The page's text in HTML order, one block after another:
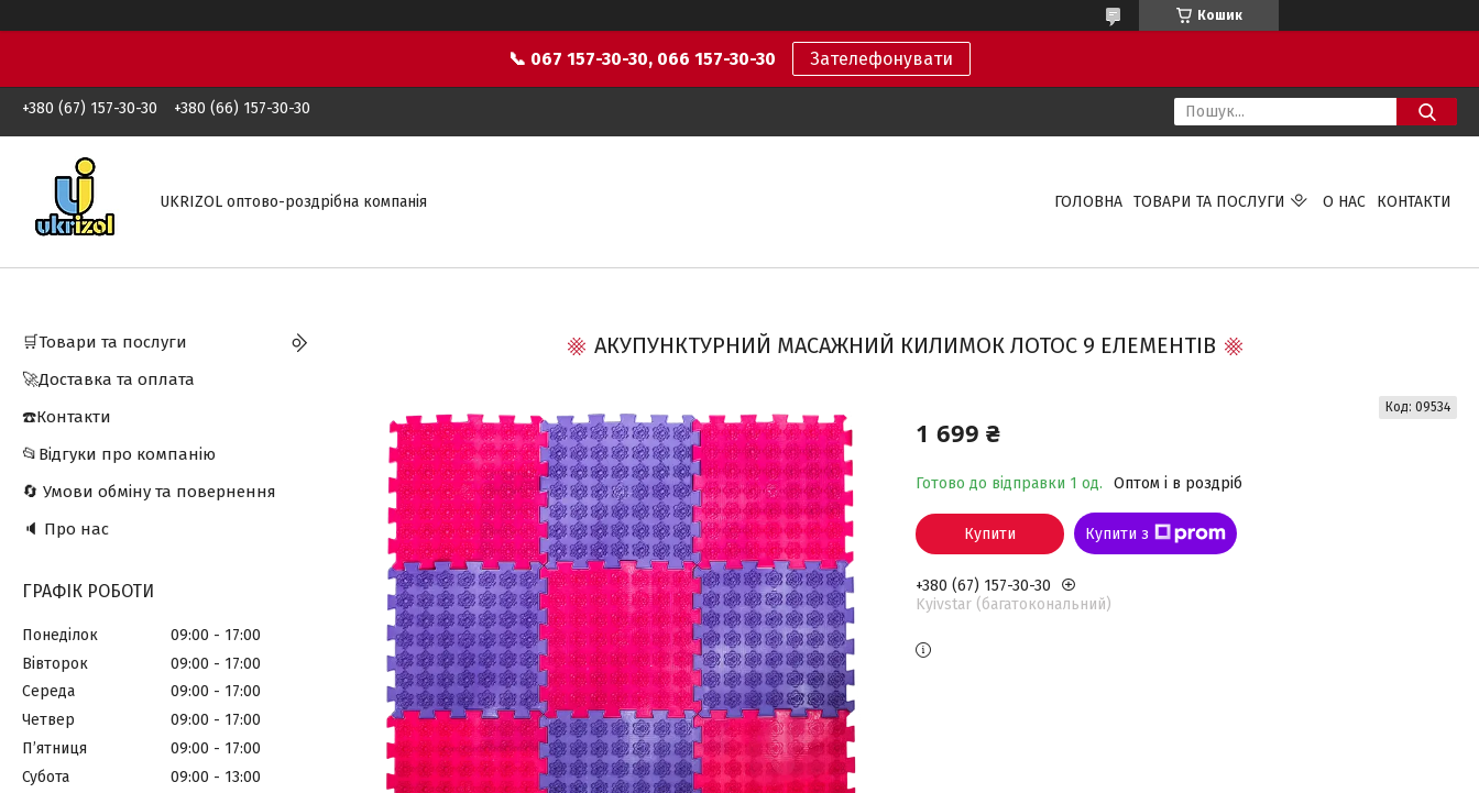
Кошик
📞 067 157-30-30, 066 157-30-30 Зателефонувати
+380 (67) 157-30-30 +380 (66) 157-30-30
UKRIZOL оптово-роздрібна компанія ГОЛОВНА ТОВАРИ ТА ПОСЛУГИ О НАС КОНТАКТИ
АКУПУНКТУРНИЙ МАСАЖНИЙ КИЛИМОК ЛОТОС 9 ЕЛЕМЕНТІВ
1 699 ₴
Готово до відправки 1 од. Оптом і в роздріб
Код: 09534
Купити Купити з
+380 (67) 157-30-30
Kyivstar (багатокональний)
🛒Товари та послуги
🚀Доставка та оплата
☎️Контакти
📂Відгуки про компанію
🔄 Умови обміну та повернення
🔈 Про нас
ГРАФІК РОБОТИ
Понеділок 09:00
17:00
Вівторок
09:00
17:00
Середа
09:00
17:00
Четвер
09:00
17:00
Пʼятниця
09:00
17:00
Субота
09:00
13:00